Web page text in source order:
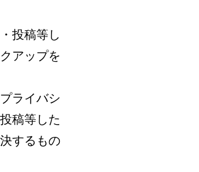
投稿等し
アップを
ライバシ
稿等した
するもの